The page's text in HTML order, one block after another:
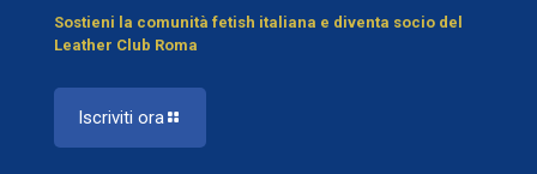
Sostieni la comunità fetish italiana e diventa socio del
Leather Club Roma
Iscriviti ora